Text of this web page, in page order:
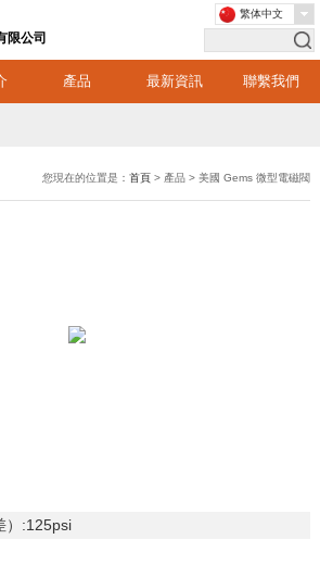
限公司
產品 最新資訊 聯繫我們
繁体中文
您現在的位置是：首頁 > 產品 > 美國 Gems 微型電磁閥
:125psi